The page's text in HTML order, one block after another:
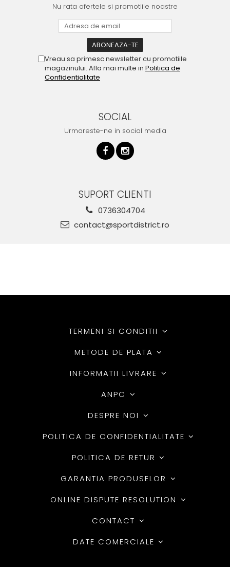
Nu rata ofertele si promotiile noastre
Vreau sa primesc newsletter cu promotiile
magazinului. Afla mai multe in Politica de
Confidentialitate
SOCIAL
Urmareste-ne in social media
SUPORT CLIENTI
0736304704
contact@sportdistrict.ro
TERMENI SI CONDITII
METODE DE PLATA
INFORMATII LIVRARE
ANPC
DESPRE NOI
POLITICA DE CONFIDENTIALITATE
POLITICA DE RETUR
GARANTIA PRODUSELOR
ONLINE DISPUTE RESOLUTION
CONTACT
DATE COMERCIALE